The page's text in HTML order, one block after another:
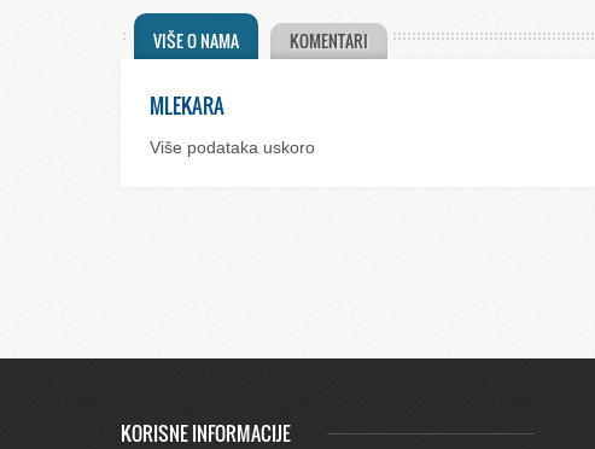
VIŠE O NAMA KOMENTARI
MLEKARA
Više podataka uskoro
KORISNE INFORMACIJE